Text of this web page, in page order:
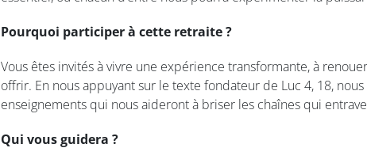
Pourquoi participer à cette retraite ?
Vous êtes invités à vivre une expérience transformante, à
offrir. En nous appuyant sur le texte fondateur de Luc 4, 18,
enseignements qui nous aideront à briser les chaînes qui
Qui vous guidera ?